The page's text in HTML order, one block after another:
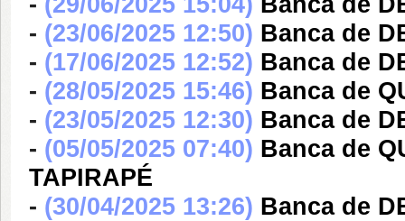
- (23/06/2025 12:50) Banca de
- (17/06/2025 12:52) Banca de
- (28/05/2025 15:46) Banca de
- (23/05/2025 12:30) Banca de
- (05/05/2025 07:40) Banca de
TAPIRAPÉ
- (30/04/2025 13:26) Banca de